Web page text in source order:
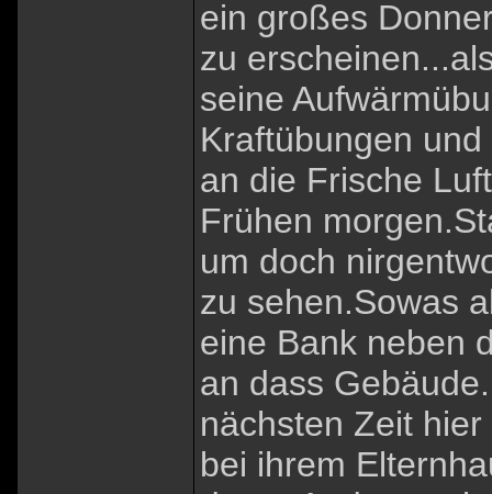
ein großes
zu
seine
Kraftübungen
an die Frische
Frühen
um doch
zu sehen.Sowas
eine Bank neben
an dass
nächsten Zeit
bei ihrem